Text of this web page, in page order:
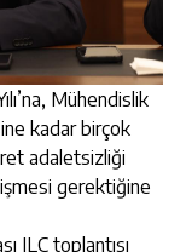
Mühendislik
kadar birçok
adaletsizliği
gerektiğine
ILC toplantısı